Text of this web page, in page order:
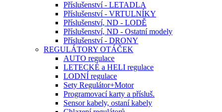
Příslušenství - LETADLA
Příslušenství - VRTULNÍKY
Příslušenství, ND - LODĚ
Příslušenství, ND - Ostatní modely
Příslušenství - DRONY
REGULÁTORY OTÁČEK
AUTO regulace
LETECKÉ a HELI regulace
LODNÍ regulace
Sety Regulátor+Motor
Programovací karty a přísluš.
Sensor kabely, ostaní kabely